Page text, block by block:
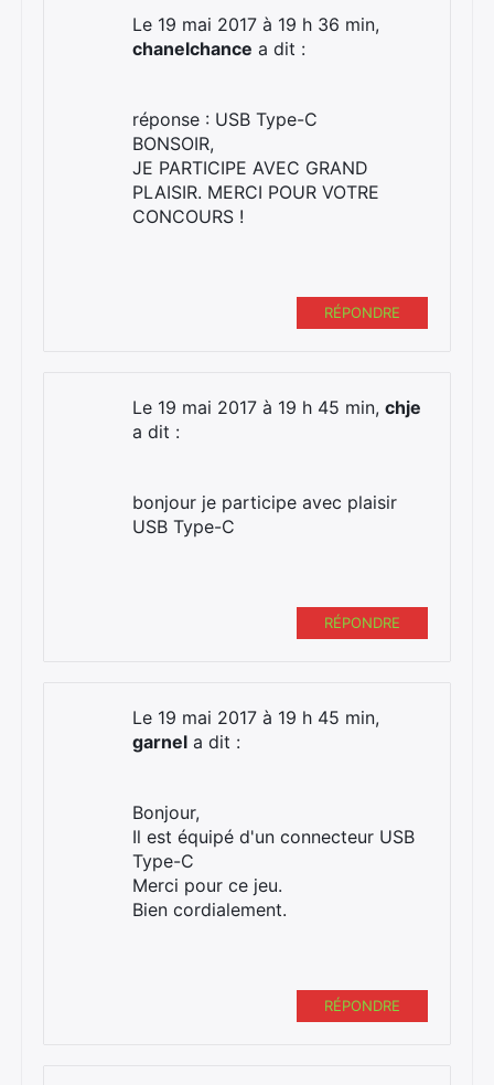
Le 19 mai 2017 à 19 h 36 min,
chanelchance a dit :
réponse : USB Type-C
BONSOIR,
JE PARTICIPE AVEC GRAND
PLAISIR. MERCI POUR VOTRE
CONCOURS !
RÉPONDRE
Le 19 mai 2017 à 19 h 45 min, chje
a dit :
bonjour je participe avec plaisir
USB Type-C
RÉPONDRE
Le 19 mai 2017 à 19 h 45 min,
garnel a dit :
Bonjour,
Il est équipé d'un connecteur USB
Type-C
Merci pour ce jeu.
Bien cordialement.
RÉPONDRE